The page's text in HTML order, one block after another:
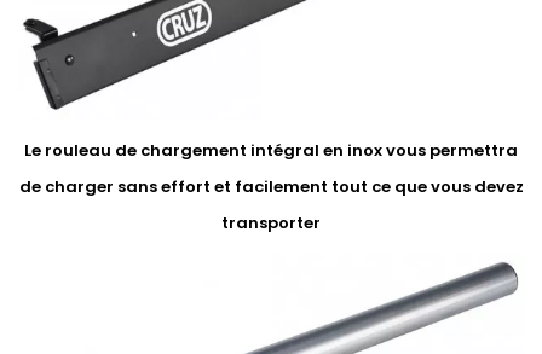
Le rouleau de chargement intégral en inox vous permettra
de charger sans effort et facilement tout ce que vous devez
transporter